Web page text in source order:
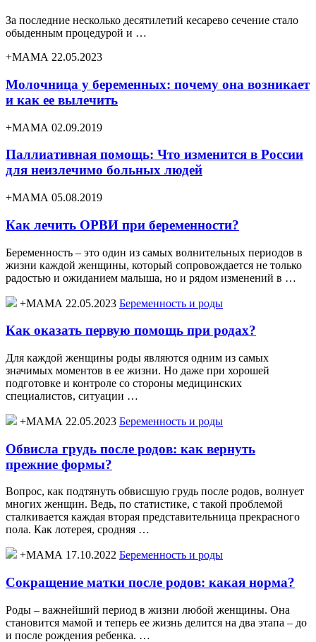
За последние несколько десятилетий кесарево сечение стало
обыденным процедурой и …
+МАМА 22.05.2023
Молочница у беременных: почему она возникает
и как ее вылечить
+МАМА 02.09.2019
Паллиативная помощь: Что изменится в России
для неизлечимо больных людей
+МАМА 05.08.2019
Как лечить ОРВИ при беременности?
Беременность – это один из самых волнительных периодов в
жизни каждой женщины, который сопровождается не только
радостью и ожиданием малыша, но и рядом изменений в …
+МАМА 22.05.2023 Беременность и роды
Как оказать первую помощь при родах?
Для каждой женщины роды являются одним из самых
значимых моментов в ее жизни. Но даже при хорошей
подготовке и контроле со стороны медицинских
специалистов, ситуации …
+МАМА 22.05.2023 Беременность и роды
Обвисла грудь после родов: как вернуть
прежние формы?
Вопрос, как подтянуть обвисшую грудь после родов, волнует
многих женщин. Ведь, по статистике, с такой проблемой
сталкивается каждая вторая представительница прекрасного
пола. Как лотерея, сродняя …
+МАМА 17.10.2022 Беременность и роды
Сокращение матки после родов: какая норма?
Роды – важнейший период в жизни любой женщины. Она
становится мамой и теперь ее жизнь делится на два этапа – до
и после рождения ребенка. …